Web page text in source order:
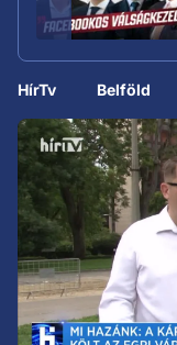
HírTv Belföld